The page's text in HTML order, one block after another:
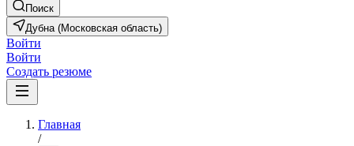
Поиск
Дубна (Московская область)
Войти
Войти
Создать резюме
Главная
/